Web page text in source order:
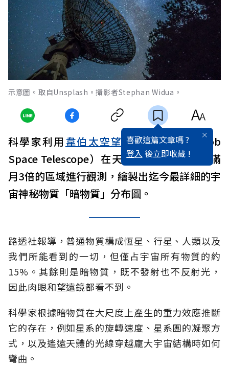
示意圖。取自Unsplash。攝影者Stephan Widua。
喜歡這篇文章嗎 ?
登入 後立即收藏 !
科學家利用 韋伯太空望遠鏡（James Webb
Space Telescope）在天空中一片面積接近滿
月3倍的區域進行觀測，繪製出迄今最詳細的宇
宙神秘物質「暗物質」分布圖。
路透社報導，普通物質構成恆星、行星、人類以及
我們所能看到的一切，但僅占宇宙所有物質的約
15%。其餘則是暗物質，既不發射也不反射光，
因此肉眼和望遠鏡都看不到。
科學家根據暗物質在大尺度上產生的重力效應推斷
它的存在，例如星系的旋轉速度、星系團的凝聚方
式，以及遙遠天體的光線穿越龐大宇宙結構時如何
彎曲。